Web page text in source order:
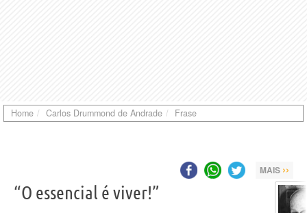
Home Carlos Drummond de Andrade Frase
MAIS ››
“O essencial é viver!”